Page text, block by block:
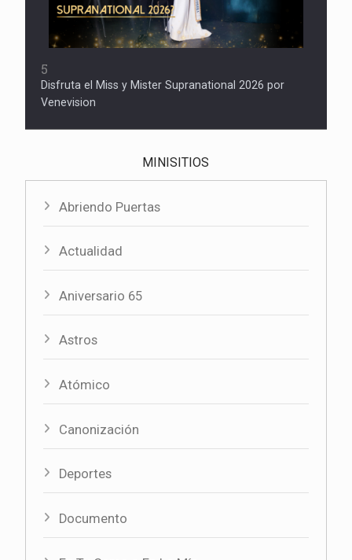
5
Disfruta el Miss y Mister Supranational 2026 por
Venevision
MINISITIOS
Abriendo Puertas
Actualidad
Aniversario 65
Astros
Atómico
Canonización
Deportes
Documento